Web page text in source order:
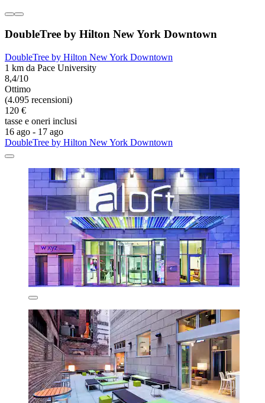
DoubleTree by Hilton New York Downtown
DoubleTree by Hilton New York Downtown
1 km da Pace University
8,4/10
Ottimo
(4.095 recensioni)
120 €
tasse e oneri inclusi
16 ago - 17 ago
DoubleTree by Hilton New York Downtown